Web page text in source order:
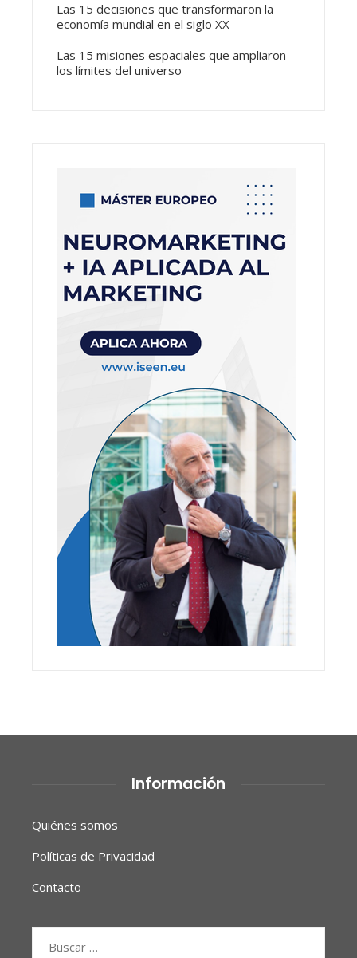
Las 15 decisiones que transformaron la
economía mundial en el siglo XX
Las 15 misiones espaciales que ampliaron
los límites del universo
Información
Quiénes somos
Políticas de Privacidad
Contacto